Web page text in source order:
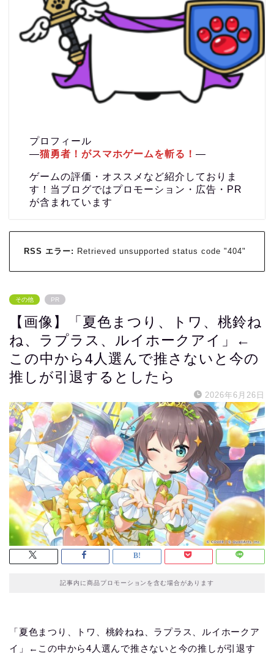
プロフィール
―猫勇者！がスマホゲームを斬る！―
ゲームの評価・オススメなど紹介しておりま
す！当ブログではプロモーション・広告・PR
が含まれています
RSS エラー: Retrieved unsupported status code "404"
その他 PR
【画像】「夏色まつり、トワ、桃鈴ね
ね、ラプラス、ルイホークアイ」←
この中から4人選んで推さないと今の
推しが引退するとしたら
2026年6月26日
記事内に商品プロモーションを含む場合があります
「夏色まつり、トワ、桃鈴ねね、ラプラス、ルイホークア
イ」←この中から4人選んで推さないと今の推しが引退す